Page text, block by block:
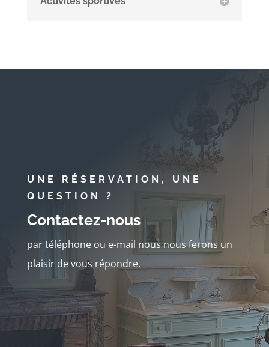
UNE RÉSERVATION, UNE
QUESTION ?
Contactez-nous
par téléphone ou e-mail nous nous ferons un
plaisir de vous répondre.